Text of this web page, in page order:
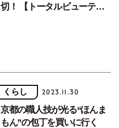
切！ 【トータルビューティ
くらし 2023.11.30
京都の職人技が光る“ほんま
もん”の包丁を買いに行く